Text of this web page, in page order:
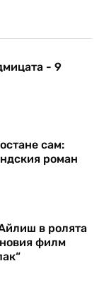
- 9
сам:
роман
в ролята
филм